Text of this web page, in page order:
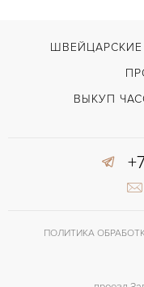
КАЛИБР/МЕХАНИЗМ
ШВЕЙЦАРСКИЕ
ВЫКУП
ПОЛИТИКА